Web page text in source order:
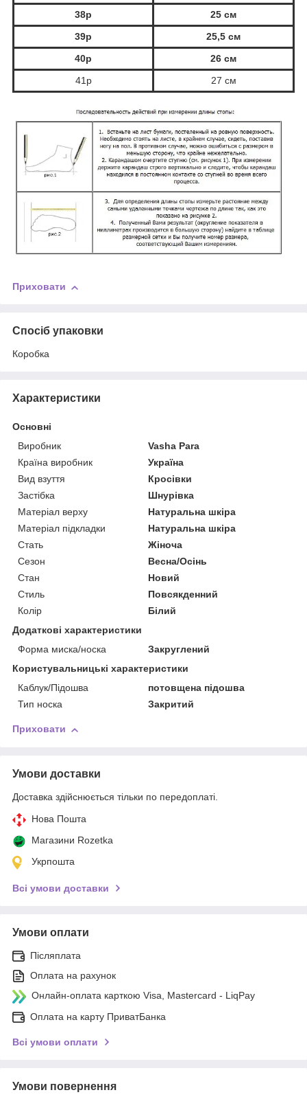
38р
25 см
39р
25,5 см
40р
26 см
41р
27 см
Приховати
Спосіб упаковки
Коробка
Характеристики
Основні
Виробник
Vasha Para
Країна виробник
Україна
Вид взуття
Кросівки
Застібка
Шнурівка
Матеріал верху
Натуральна шкіра
Матеріал підкладки
Натуральна шкіра
Стать
Жіноча
Сезон
Весна/Осінь
Стан
Новий
Стиль
Повсякденний
Колір
Білий
Додаткові характеристики
Форма миска/носка
Закруглений
Користувальницькі характеристики
Каблук/Підошва
потовщена підошва
Тип носка
Закритий
Приховати
Умови доставки
Доставка здійснюється тільки по передоплаті.
Нова Пошта
Магазини Rozetka
Укрпошта
Всі умови доставки
Умови оплати
Післяплата
Оплата на рахунок
Онлайн-оплата карткою Visa, Mastercard - LiqPay
Оплата на карту ПриватБанка
Всі умови оплати
Умови повернення